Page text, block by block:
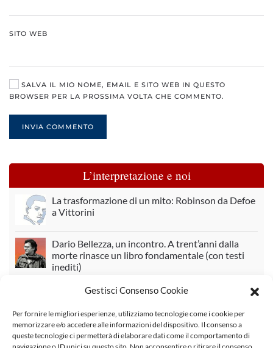
Gestisci Consenso Cookie
Per fornire le migliori esperienze, utilizziamo tecnologie come i cookie per
memorizzare e/o accedere alle informazioni del dispositivo. Il consenso a
queste tecnologie ci permetterà di elaborare dati come il comportamento di
SITO WEB
SALVA IL MIO NOME, EMAIL E SITO WEB IN QUESTO
BROWSER PER LA PROSSIMA VOLTA CHE COMMENTO.
INVIA COMMENTO
L’interpretazione e noi
La trasformazione di un mito: Robinson da Defoe
a Vittorini
Dario Bellezza, un incontro. A trent’anni dalla
morte rinasce un libro fondamentale (con testi
inediti)
La verità, in modo obliquo. Su Elisa Biagini
In «sbilico» tra malattia e realtà